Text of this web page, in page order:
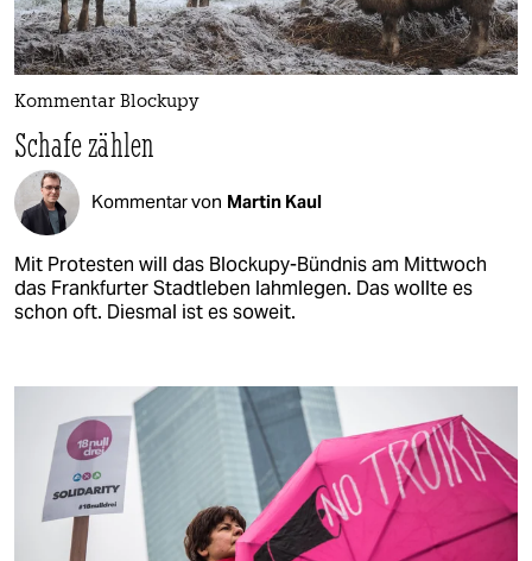
Kommentar Blockupy
Schafe zählen
Kommentar von Martin Kaul
Mit Protesten will das Blockupy-Bündnis am Mittwoch
das Frankfurter Stadtleben lahmlegen. Das wollte es
schon oft. Diesmal ist es soweit.